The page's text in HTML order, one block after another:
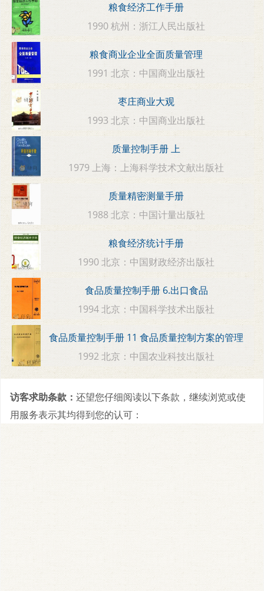
粮食经济工作手册
1990 杭州：浙江人民出版社
粮食商业企业全面质量管理
1991 北京：中国商业出版社
枣庄商业大观
1993 北京：中国商业出版社
质量控制手册 上
1979 上海：上海科学技术文献出版社
质量精密测量手册
1988 北京：中国计量出版社
粮食经济统计手册
1990 北京：中国财政经济出版社
食品质量控制手册 6.出口食品
1994 北京：中国科学技术出版社
食品质量控制手册 11 食品质量控制方案的管理
1992 北京：中国农业科技出版社
访客求助条款： 还望您仔细阅读以下条款，继续浏览或使
用服务表示其均得到您的认可：